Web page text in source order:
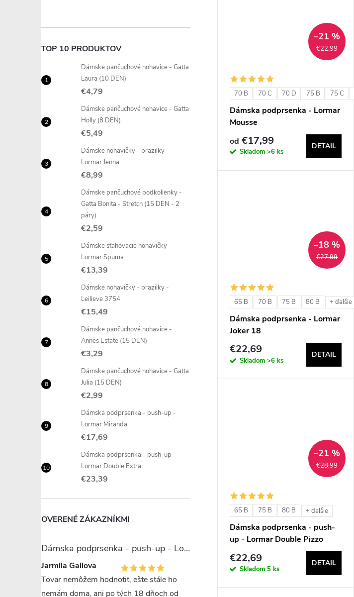
TOP 10 PRODUKTOV
Dámske pančuchové nohavice - Gatta
Laura (10 DEN)
€4,79
Dámske pančuchové nohavice - Gatta
Holly (8 DEN)
€5,49
Dámske nohavičky - brazilky -
Lormar Jenna
€8,99
Dámske pančuchové podkolienky -
Gatta Bonita - Stretch (15 DEN - 2
páry)
€2,59
Dámske sťahovacie nohavičky -
Lormar Spuma
€13,39
Dámske nohavičky - brazilky -
Leilieve 3754
€15,49
Dámske pančuchové nohavice -
Annes Estate (15 DEN)
€3,29
Dámske pančuchové nohavice - Gatta
Julia (15 DEN)
€2,99
Dámska podprsenka - push-up -
Lormar Miranda
€17,69
Dámska podprsenka - push-up -
Lormar Double Extra
€23,39
OVERENÉ ZÁKAZNÍKMI
Dámska podprsenka - push-up - Lormar Miranda
Jarmila Gallova
Tovar nemôžem hodnotiť, ešte stále ho
nemám doma, ani po tých 18 dňoch od
€22,99
–21 %
70 B 70 C 70 D 75 B 75 C
Dámska podprsenka - Lormar
Mousse
od €17,99
Skladom >6 ks
DETAIL
€27,99
–18 %
65 B 70 B 75 B 80 B + ďalšie
Dámska podprsenka - Lormar
Joker 18
€22,69
Skladom >6 ks
DETAIL
€28,99
–21 %
65 B 75 B 80 B + ďalšie
Dámska podprsenka - push-
up - Lormar Double Pizzo
€22,69
Skladom 5 ks
DETAIL